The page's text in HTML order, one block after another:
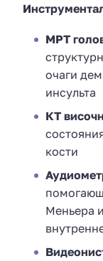
МРТ
очаги
инсульта
КТ
кости
Меньера